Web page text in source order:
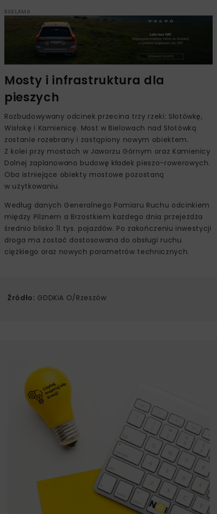
REKLAMA
Mosty i infrastruktura dla
pieszych
Rozbudowywany odcinek przecina trzy rzeki: Słotówkę,
Wisłokę i Kamienicę. Most w Bielowach nad Słotówką
zostanie rozebrany i zastąpiony nowym obiektem.
Z kolei przy mostach w Jaworzu Górnym oraz Kamienicy
Dolnej zaplanowano budowę kładek pieszo-rowerowych.
Oba istniejące obiekty mostowe pozostaną
w użytkowaniu.
Według danych Generalnego Pomiaru Ruchu odcinkiem
między Pilznem a Brzostkiem każdego dnia przejeżdża
średnio blisko 11 tys. pojazdów. Po zakończeniu inwestycji
droga ma zostać dostosowana do obsługi ruchu
ciężkiego oraz nowych parametrów technicznych.
Źródło: GDDKiA O/Rzeszów